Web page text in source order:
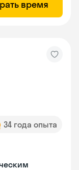
время
34 года опыта